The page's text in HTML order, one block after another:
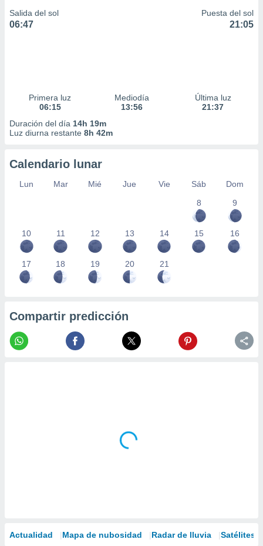
Salida del sol
06:47
Puesta del sol
21:05
Primera luz
06:15
Mediodía
13:56
Última luz
21:37
Duración del día 14h 19m
Luz diurna restante 8h 42m
Calendario lunar
Lun Mar Mié Jue Vie Sáb
Dom
8
9
10 11 12 13 14 15 16
17 18 19 20 21
Compartir predicción
Actualidad Mapa de nubosidad Radar de lluvia Satélites